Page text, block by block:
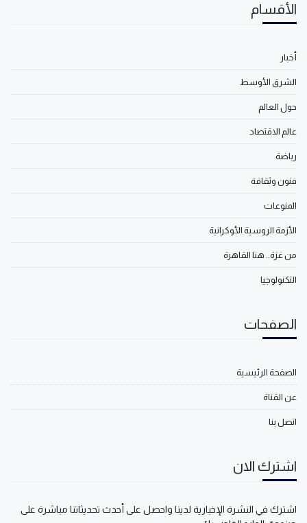
الأقسام
أخبار
الشرق الأوسط
حول العالم
عالم الاقتصاد
رياضة
فنون وثقافة
المنوعات
الأزمة الروسية الأوكرانية
من غزة.. هنا القاهرة
التكنولوجيا
الصفحات
الصفحة الرئيسية
عن القناة
اتصل بنا
اشترك الان
اشترك في النشرة الإخبارية لدينا واحصل على أحدث تحديثاتنا مباشرة على